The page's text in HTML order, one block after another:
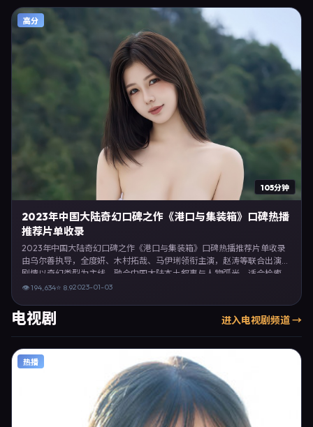
文与专题策划的引用素材。
高分
105分钟
2023年中国大陆奇幻口碑之作《港口与集装箱》口碑热播
推荐片单收录
2023年中国大陆奇幻口碑之作《港口与集装箱》口碑热播推荐片单收录
由乌尔善执导，全度妍、木村拓哉、马伊琍领衔主演，赵涛等联合出演。
剧情以奇幻类型为主线，融合中国大陆本土叙事与人物弧光，适合检索
「奇幻电影 中国大陆 乌尔善 全度妍」等关键词的观众。2023年1月3日完
节奏、摄影与配乐上强调沉浸体验，可作为片单推荐、影评长文与专题策
划的引用素材。
👁194,634⭐ 8.92023-01-03
电视剧 进入电视剧频道 →
热播